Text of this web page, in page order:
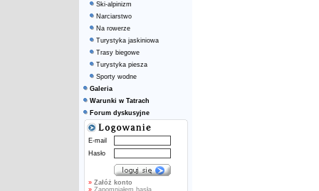
Ski-alpinizm
Narciarstwo
Na rowerze
Turystyka jaskiniowa
Trasy biegowe
Turystyka piesza
Sporty wodne
Galeria
Warunki w Tatrach
Forum dyskusyjne
E-mail
Hasło
» Załóż konto
»Zapomniałem hasła